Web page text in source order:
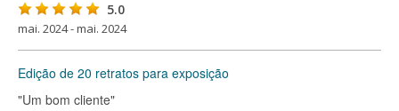
5.0
mai. 2024 - mai. 2024
Edição de 20 retratos para exposição
"Um bom cliente"